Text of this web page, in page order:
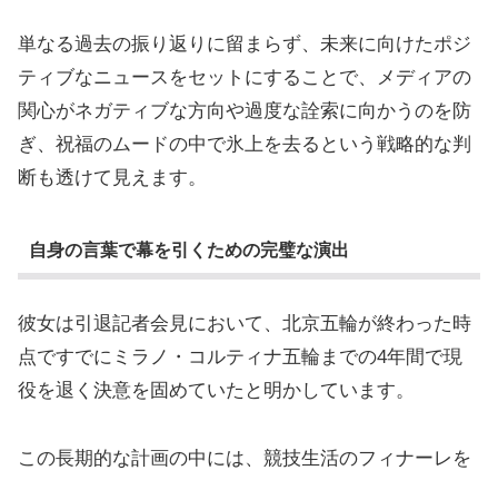
単なる過去の振り返りに留まらず、未来に向けたポジ
ティブなニュースをセットにすることで、メディアの
関心がネガティブな方向や過度な詮索に向かうのを防
ぎ、祝福のムードの中で氷上を去るという戦略的な判
断も透けて見えます。
自身の言葉で幕を引くための完璧な演出
彼女は引退記者会見において、北京五輪が終わった時
点ですでにミラノ・コルティナ五輪までの4年間で現
役を退く決意を固めていたと明かしています。
この長期的な計画の中には、競技生活のフィナーレを